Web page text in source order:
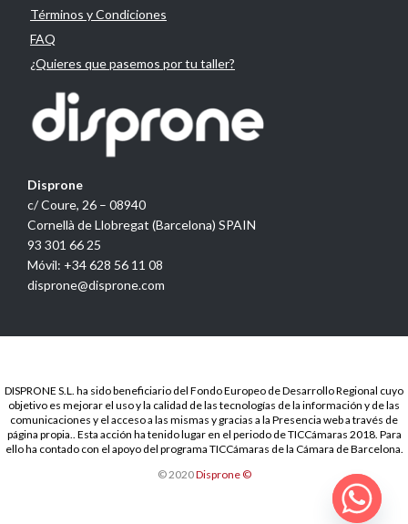
Términos y Condiciones
FAQ
¿Quieres que pasemos por tu taller?
Disprone
c/ Coure, 26 – 08940
Cornellà de Llobregat (Barcelona) SPAIN
93 301 66 25
Móvil: +34 628 56 11 08
disprone@disprone.com
DISPRONE S.L. ha sido beneficiario del Fondo Europeo de Desarrollo Regional cuyo
objetivo es mejorar el uso y la calidad de las tecnologías de la información y de las
comunicaciones y el acceso a las mismas y gracias a la Presencia web a través de
página propia.. Esta acción ha tenido lugar en el periodo de TICCámaras 2018. Para
ello ha contado con el apoyo del programa TICCámaras de la Cámara de Barcelona.
© 2020Disprone ©